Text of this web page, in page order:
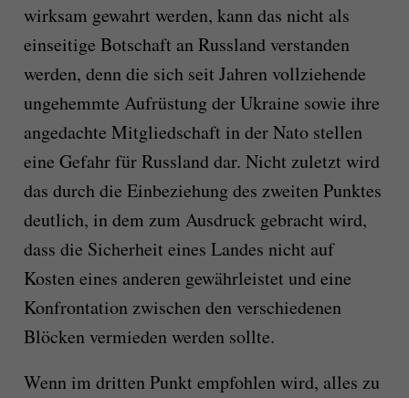
wirksam gewahrt werden, kann das nicht als
einseitige Botschaft an Russland verstanden
werden, denn die sich seit Jahren vollziehende
ungehemmte Aufrüstung der Ukraine sowie ihre
angedachte Mitgliedschaft in der Nato stellen
eine Gefahr für Russland dar. Nicht zuletzt wird
das durch die Einbeziehung des zweiten Punktes
deutlich, in dem zum Ausdruck gebracht wird,
dass die Sicherheit eines Landes nicht auf
Kosten eines anderen gewährleistet und eine
Konfrontation zwischen den verschiedenen
Blöcken vermieden werden sollte.
Wenn im dritten Punkt empfohlen wird, alles zu